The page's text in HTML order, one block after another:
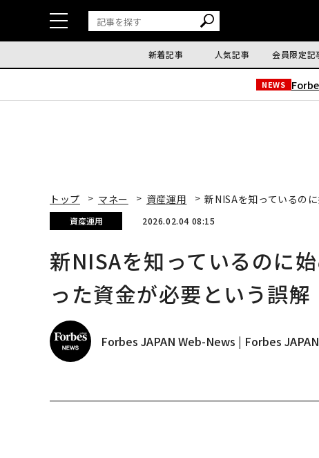
新着記事 人気記事 会員限定記
NEWS
トップ マネー 資産運用 新NISAを知っているの
資産運用 2026.02.04 08:15
新NISAを知っているのに
った資金が必要という誤解
Forbes JAPAN Web-News | Forbes